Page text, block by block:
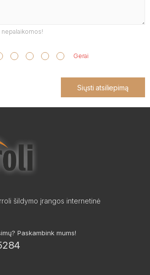
Gerai
Siųsti atsiliepimą
šildymo įrangos internetinė
Paskambink mums!